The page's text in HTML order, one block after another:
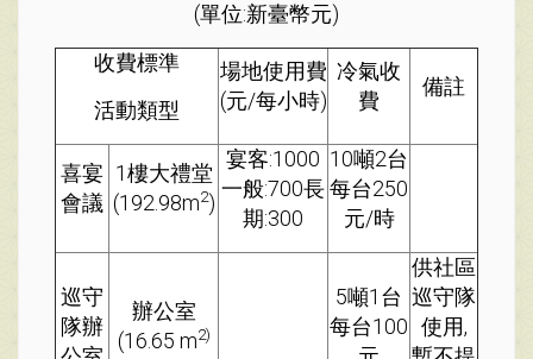
(單位:新臺幣元)
收費標準
活動類型
場地使用費
(元/每小時)
冷氣收
費
備註
喜宴
會議
1樓大禮堂
(192.98m2)
宴客:1000
一般:700長
期:300
10噸2台
每台250
元/時
巡守
隊辦
辦公室
(16.65 m2)
5噸1台
每台100
供社區
巡守隊
使用,